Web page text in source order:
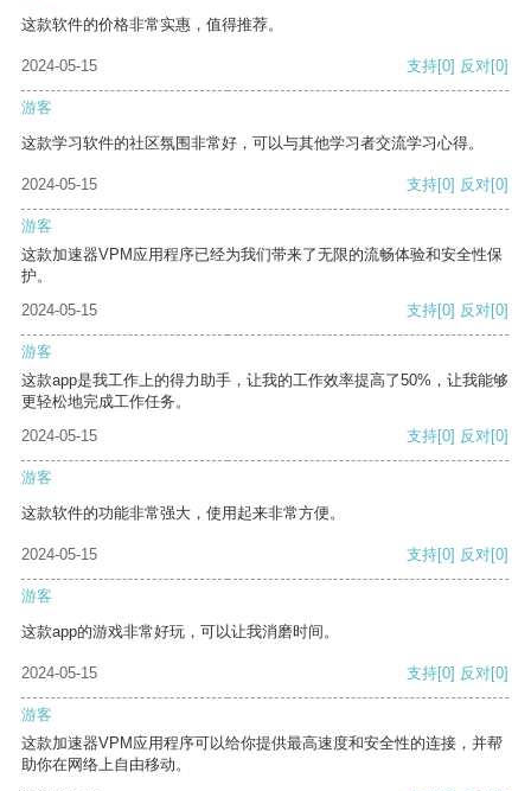
这款软件的价格非常实惠，值得推荐。
2024-05-15 支持[0] 反对[0]
游客
这款学习软件的社区氛围非常好，可以与其他学习者交流学习心得。
2024-05-15 支持[0] 反对[0]
游客
这款加速器VPM应用程序已经为我们带来了无限的流畅体验和安全性保
护。
2024-05-15
支持[0] 反对[0]
游客
这款app是我工作上的得力助手，让我的工作效率提高了50%，让我能够
更轻松地完成工作任务。
2024-05-15
支持[0] 反对[0]
游客
这款软件的功能非常强大，使用起来非常方便。
2024-05-15 支持[0] 反对[0]
游客
这款app的游戏非常好玩，可以让我消磨时间。
2024-05-15 支持[0] 反对[0]
游客
这款加速器VPM应用程序可以给你提供最高速度和安全性的连接，并帮
助你在网络上自由移动。